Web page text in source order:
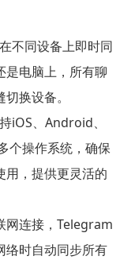
不同设备上即时同
是电脑上，所有聊
换设备。
iOS、Android、
个操作系统，确保
用，提供更灵活的
网连接，Telegram
络时自动同步所有